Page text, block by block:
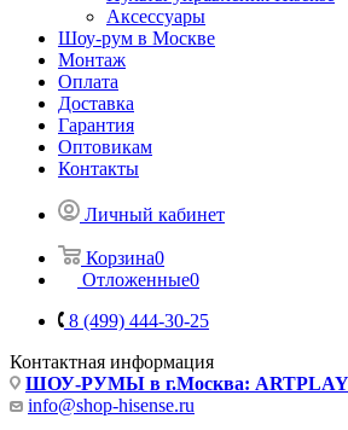
Аксессуары
Шоу-рум в Москве
Монтаж
Оплата
Доставка
Гарантия
Оптовикам
Контакты
Личный кабинет
Корзина0
Отложенные0
8 (499) 444-30-25
Контактная информация
ШОУ-РУМЫ в г.Москва:
info@shop-hisense.ru